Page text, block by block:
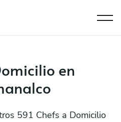
en
591 Chefs a Domicilio